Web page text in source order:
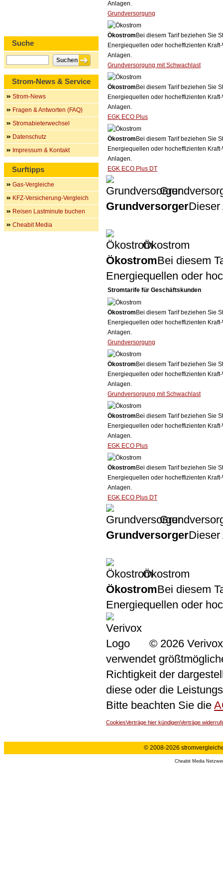
Anlagen.
Grundversorgung
Ökostrom Bei diesem Tarif beziehen Sie
Energiequellen oder hocheffizienten
Anlagen.
Grundversorgung mit Schwachlast
Ökostrom Bei diesem Tarif beziehen Sie
Energiequellen oder hocheffizienten
Anlagen.
EGK ECO Plus
Ökostrom Bei diesem Tarif beziehen Sie
Energiequellen oder hocheffizienten
Anlagen.
EGK ECO Plus DT
GrundversorgerDieser
Ökostrom
ÖkostromBei diesem
Energiequellen oder
Stromtarife für Geschäftskunden
Ökostrom Bei diesem Tarif beziehen Sie
Energiequellen oder hocheffizienten
Anlagen.
Grundversorgung
Ökostrom Bei diesem Tarif beziehen Sie
Energiequellen oder hocheffizienten
Anlagen.
Grundversorgung mit Schwachlast
Ökostrom Bei diesem Tarif beziehen Sie
Energiequellen oder hocheffizienten
Anlagen.
EGK ECO Plus
Ökostrom Bei diesem Tarif beziehen Sie
Energiequellen oder hocheffizienten
Anlagen.
EGK ECO Plus DT
GrundversorgerDieser
Ökostrom
ÖkostromBei diesem
Energiequellen oder
© 2026
verwendet
Richtigkeit der
diese oder die
Bitte beachten Sie die
CookiesVerträge hier kündigenVerträge
Suche
Strom-News & Service
Strom-News
Fragen & Antworten (FAQ)
Stromabieterwechsel
Datenschutz
Impressum & Kontakt
Surftipps
Gas-Vergleiche
KFZ-Versicherung-Vergleich
Reisen Lastminute buchen
Cheabit Media
© 2008-2026
Cheabit Media